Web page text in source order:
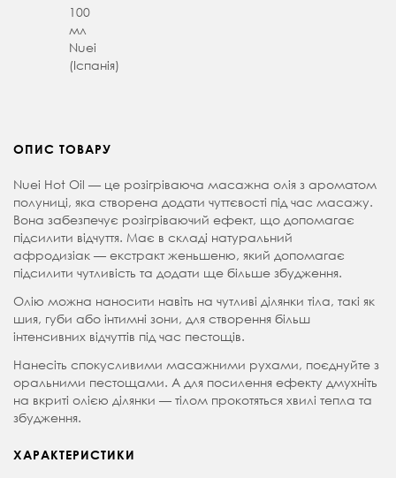
100
мл
Nuei
(Іспанія)
ОПИС ТОВАРУ
Nuei Hot Oil — це розігріваюча масажна олія з ароматом
полуниці, яка створена додати чуттєвості під час масажу.
Вона забезпечує розігріваючий ефект, що допомагає
підсилити відчуття. Має в складі натуральний
афродизіак — екстракт женьшеню, який допомагає
підсилити чутливість та додати ще більше збудження.
Олію можна наносити навіть на чутливі ділянки тіла, такі як
шия, губи або інтимні зони, для створення більш
інтенсивних відчуттів під час пестощів.
Нанесіть спокусливими масажними рухами, поєднуйте з
оральними пестощами. А для посилення ефекту дмухніть
на вкриті олією ділянки — тілом прокотяться хвилі тепла та
збудження.
ХАРАКТЕРИСТИКИ